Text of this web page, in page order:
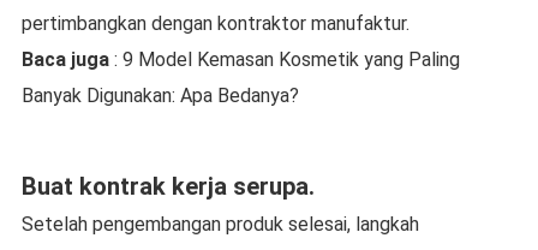
pertimbangkan dengan kontraktor manufaktur.
Baca juga: 9 Model Kemasan Kosmetik yang Paling
Banyak Digunakan: Apa Bedanya?
Buat kontrak kerja serupa.
Setelah pengembangan produk selesai, langkah